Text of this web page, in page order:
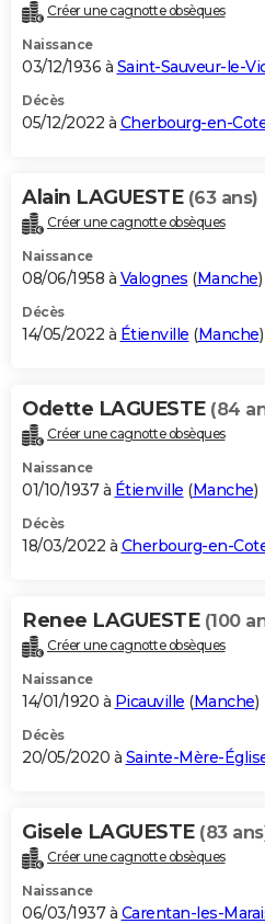
Créer une cagnotte obsèques
Naissance
03/12/1936 à Saint-Sauveur-le-
Décès
05/12/2022 à Cherbourg-en-
Alain LAGUESTE (63 ans)
Créer une cagnotte obsèques
Naissance
08/06/1958 à Valognes (Manche)
Décès
14/05/2022 à Étienville (Manche)
Odette LAGUESTE (84
Créer une cagnotte obsèques
Naissance
01/10/1937 à Étienville (Manche)
Décès
18/03/2022 à Cherbourg-en-
Renee LAGUESTE (100
Créer une cagnotte obsèques
Naissance
14/01/1920 à Picauville (Manche)
Décès
20/05/2020 à Sainte-Mère-
Gisele LAGUESTE (83
Créer une cagnotte obsèques
Naissance
06/03/1937 à Carentan-les-